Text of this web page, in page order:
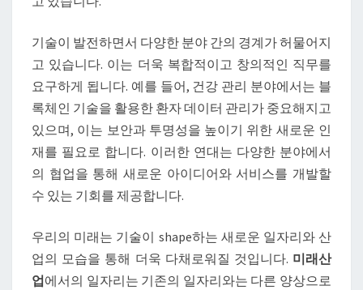
기술이 발전하면서 다양한 분야 간의 경계가 허물어지
고 있습니다. 이는 더욱 복합적이고 창의적인 직무를
요구하게 됩니다. 예를 들어, 건강 관리 분야에서는 블
록체인 기술을 활용한 환자 데이터 관리가 중요해지고
있으며, 이는 보안과 투명성을 높이기 위한 새로운 인
재를 필요로 합니다. 이러한 연대는 다양한 분야에서
의 협업을 통해 새로운 아이디어와 서비스를 개발할
수 있는 기회를 제공합니다.
우리의 미래는 기술이 shape하는 새로운 일자리와 산
업의 모습을 통해 더욱 다채로워질 것입니다. 미래산
업에서의 일자리는 기존의 일자리와는 다른 양상으로